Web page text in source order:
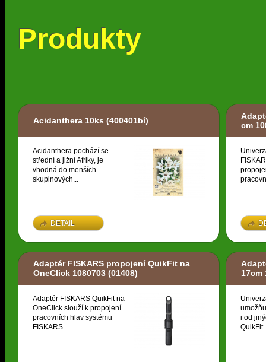
Produkty
Acidanthera 10ks (400401bí)
Acidanthera pochází se
střední a jižní Afriky, je
vhodná do menších
skupinových...
DETAIL
cm
Adaptér FISKARS propojení QuikFit na
OneClick 1080703 (01408)
Adaptér FISKARS QuikFit na
OneClick slouží k propojení
pracovních hlav systému
FISKARS...
17cm
i od